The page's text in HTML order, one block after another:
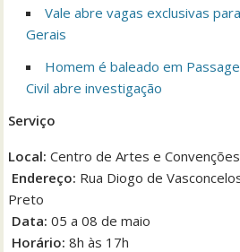
Vale abre vagas exclusivas
Gerais
Homem é baleado em
Civil abre investigação
Serviço
Local: Centro de Artes e
Endereço: Rua Diogo de
Preto
Data: 05 a 08 de maio
Horário: 8h às 17h